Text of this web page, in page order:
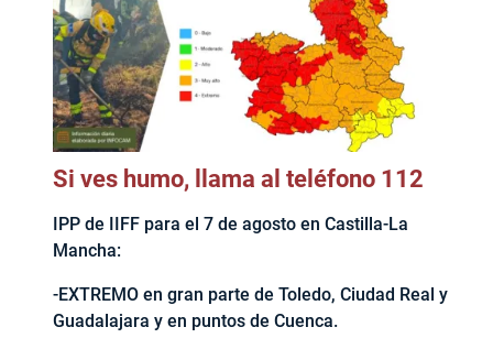
Si ves humo, llama al teléfono 112
IPP de IIFF para el 7 de agosto en Castilla-La
Mancha:
-EXTREMO en gran parte de Toledo, Ciudad Real y
Guadalajara y en puntos de Cuenca.